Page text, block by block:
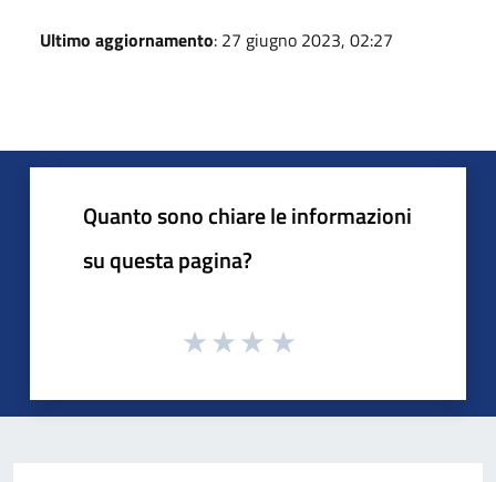
Ultimo aggiornamento: 27 giugno 2023, 02:27
Quanto sono chiare le informazioni
su questa pagina?